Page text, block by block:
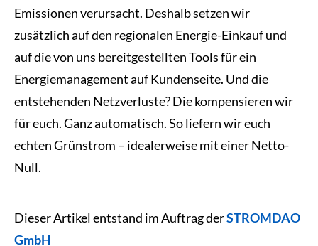
Emissionen verursacht. Deshalb setzen wir
zusätzlich auf den regionalen Energie-Einkauf und
auf die von uns bereitgestellten Tools für ein
Energiemanagement auf Kundenseite. Und die
entstehenden Netzverluste? Die kompensieren wir
für euch. Ganz automatisch. So liefern wir euch
echten Grünstrom – idealerweise mit einer Netto-
Null.
Dieser Artikel entstand im Auftrag derSTROMDAO
GmbH